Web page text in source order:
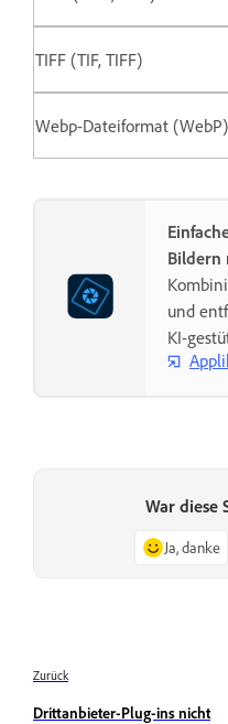
TIFF (TIF, TIFF)
Webp-Dateiformat (WebP)
Bildern
und
KI-
War diese
Ja, danke
Zurück
Drittanbieter-Plug-ins nicht